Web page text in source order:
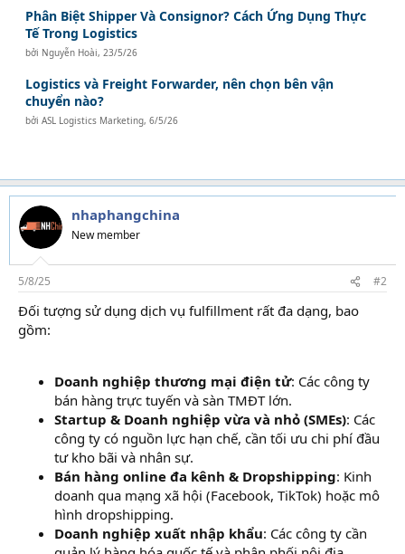
Phân Biệt Shipper Và Consignor? Cách Ứng Dụng Thực
Tế Trong Logistics
bởi Nguyễn Hoài, 23/5/26
Logistics và Freight Forwarder, nên chọn bên vận
chuyển nào?
bởiASL Logistics Marketing,6/5/26
nhaphangchina
New member
5/8/25 #2
Đối tượng sử dụng dịch vụ fulfillment rất đa dạng, bao
gồm:
Doanh nghiệp thương mại điện tử: Các công ty
bán hàng trực tuyến và sàn TMĐT lớn.
Startup & Doanh nghiệp vừa và nhỏ (SMEs): Các
công ty có nguồn lực hạn chế, cần tối ưu chi phí đầu
tư kho bãi và nhân sự.
Bán hàng online đa kênh & Dropshipping: Kinh
doanh qua mạng xã hội (Facebook, TikTok) hoặc mô
hình dropshipping.
Doanh nghiệp xuất nhập khẩu: Các công ty cần